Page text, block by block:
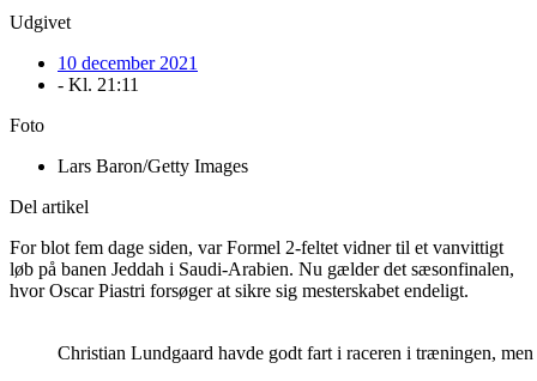
Udgivet
10 december 2021
- Kl. 21:11
Foto
Lars Baron/Getty Images
Del artikel
For blot fem dage siden, var Formel 2-feltet vidner til et vanvittigt
løb på banen Jeddah i Saudi-Arabien. Nu gælder det sæsonfinalen,
hvor Oscar Piastri forsøger at sikre sig mesterskabet endeligt.
Christian Lundgaard havde godt fart i raceren i træningen,